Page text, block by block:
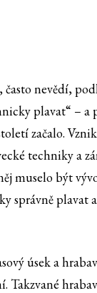
nevědí,
plavat“ – a
začalo.
techniky a
muselo být
správně plavat
úsek a
Takzvané